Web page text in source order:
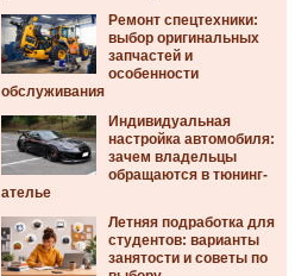
Ремонт спецтехники:
выбор оригинальных
запчастей и
особенности
обслуживания
Индивидуальная
настройка автомобиля:
зачем владельцы
обращаются в тюнинг-
ателье
Летняя подработка для
студентов: варианты
занятости и советы по